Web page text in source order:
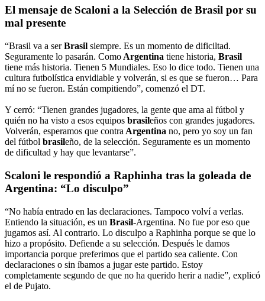
El mensaje de Scaloni a la Selección de Brasil por su
mal presente
“Brasil va a serBrasil siempre. Es un momento de dificiltad.
Seguramente lo pasarán. Como Argentina tiene historia, Brasil
tiene más historia. Tienen 5 Mundiales. Eso lo dice todo. Tienen una
cultura futbolística envidiable y volverán, si es que se fueron… Para
mí no se fueron. Están compitiendo”, comenzó el DT.
Y cerró: “Tienen grandes jugadores, la gente que ama al fútbol y
quién no ha visto a esos equipos brasileños con grandes jugadores.
Volverán, esperamos que contra Argentina no, pero yo soy un fan
del fútbol brasileño, de la selección. Seguramente es un momento
de dificultad y hay que levantarse”.
Scaloni le respondió a Raphinha tras la goleada de
Argentina: “Lo disculpo”
“No había entrado en las declaraciones. Tampoco volví a verlas.
Entiendo la situación, es un Brasil-Argentina. No fue por eso que
jugamos así. Al contrario. Lo disculpo a Raphinha porque se que lo
hizo a propósito. Defiende a su selección. Después le damos
importancia porque preferimos que el partido sea caliente. Con
declaraciones o sin íbamos a jugar este partido. Estoy
completamente segundo de que no ha querido herir a nadie”, explicó
el de Pujato.